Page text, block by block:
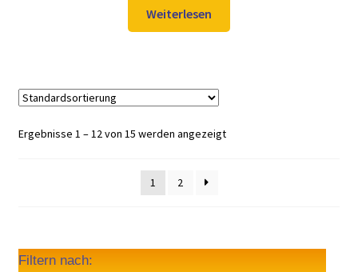
Weiterlesen
Ergebnisse 1 – 12 von 15 werden angezeigt
1 2
Filtern nach: